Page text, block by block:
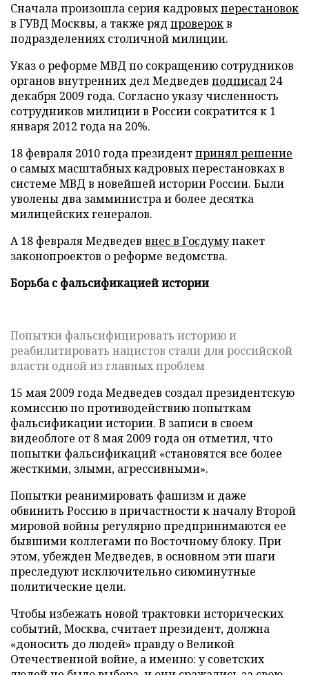
Сначала произошла серия кадровыхперестановок
в ГУВД Москвы, а также ряд проверокв
подразделениях столичной милиции.
Указ о реформе МВД по сокращению сотрудников
органов внутренних дел Медведев подписал 24
декабря 2009 года. Согласно указу численность
сотрудников милиции в России сократится к 1
января 2012 года на 20%.
18 февраля 2010 года президентпринял решение
о самых масштабных кадровых перестановках в
системе МВД в новейшей истории России. Были
уволены два замминистра и более десятка
милицейских генералов.
А 18 февраля Медведев внес в Госдумупакет
законопроектов о реформе ведомства.
Борьба с фальсификацией истории
Попытки фальсифицировать историю и
реабилитировать нацистов стали для российской
власти одной из главных проблем
15 мая 2009 года Медведев создал президентскую
комиссию по противодействию попыткам
фальсификации истории. В записи в своем
видеоблоге от 8 мая 2009 года он отметил, что
попытки фальсификаций «становятся все более
жесткими, злыми, агрессивными».
Попытки реанимировать фашизм и даже
обвинить Россию в причастности к началу Второй
мировой войны регулярно предпринимаются ее
бывшими коллегами по Восточному блоку. При
этом, убежден Медведев, в основном эти шаги
преследуют исключительно сиюминутные
политические цели.
Чтобы избежать новой трактовки исторических
событий, Москва, считает президент, должна
«доносить до людей» правду о Великой
Отечественной войне, а именно: у советских